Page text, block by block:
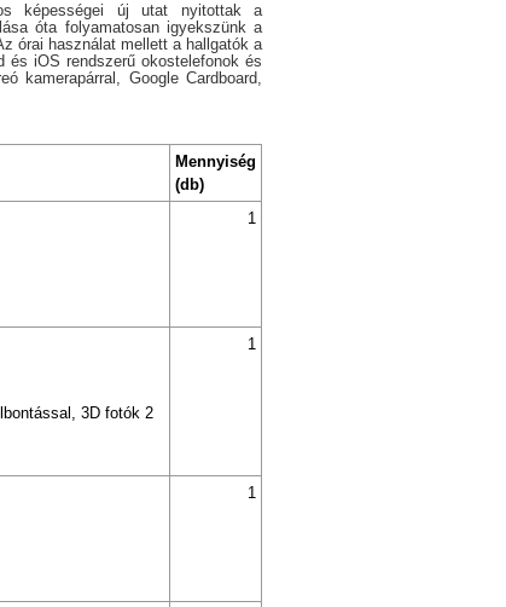
képességei új utat nyitottak a
óta folyamatosan igyekszünk a
órai használat mellett a hallgatók a
iOS rendszerű okostelefonok és
kamerapárral, Google Cardboard,
Mennyiség
(db)
1
3D fotók 2
1
1